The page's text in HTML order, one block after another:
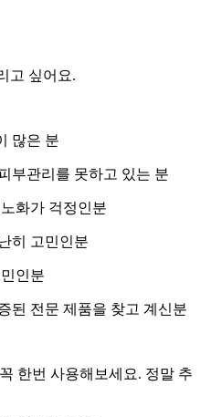
고 싶어요.
많은 분
부관리를 못하고 있는 분
화가 걱정인분
히 고민인분
인분
된 전문 제품을 찾고 계신분
한번 사용해보세요. 정말 추